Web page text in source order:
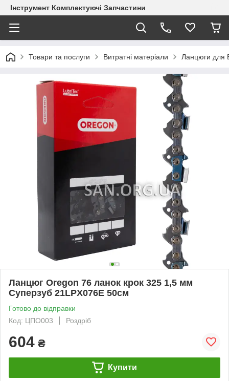
Інструмент Комплектуючі Запчастини
Товари та послуги Витратні матеріали Ланцюги для
Ланцюг Oregon 76 ланок крок 325 1,5 мм
Суперзуб 21LPX076E 50см
Готово до відправки
Код: ЦПО003
Роздріб
604 ₴
Купити